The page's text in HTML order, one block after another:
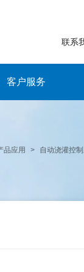
联系
客户服务
品应用 > 自动浇灌控